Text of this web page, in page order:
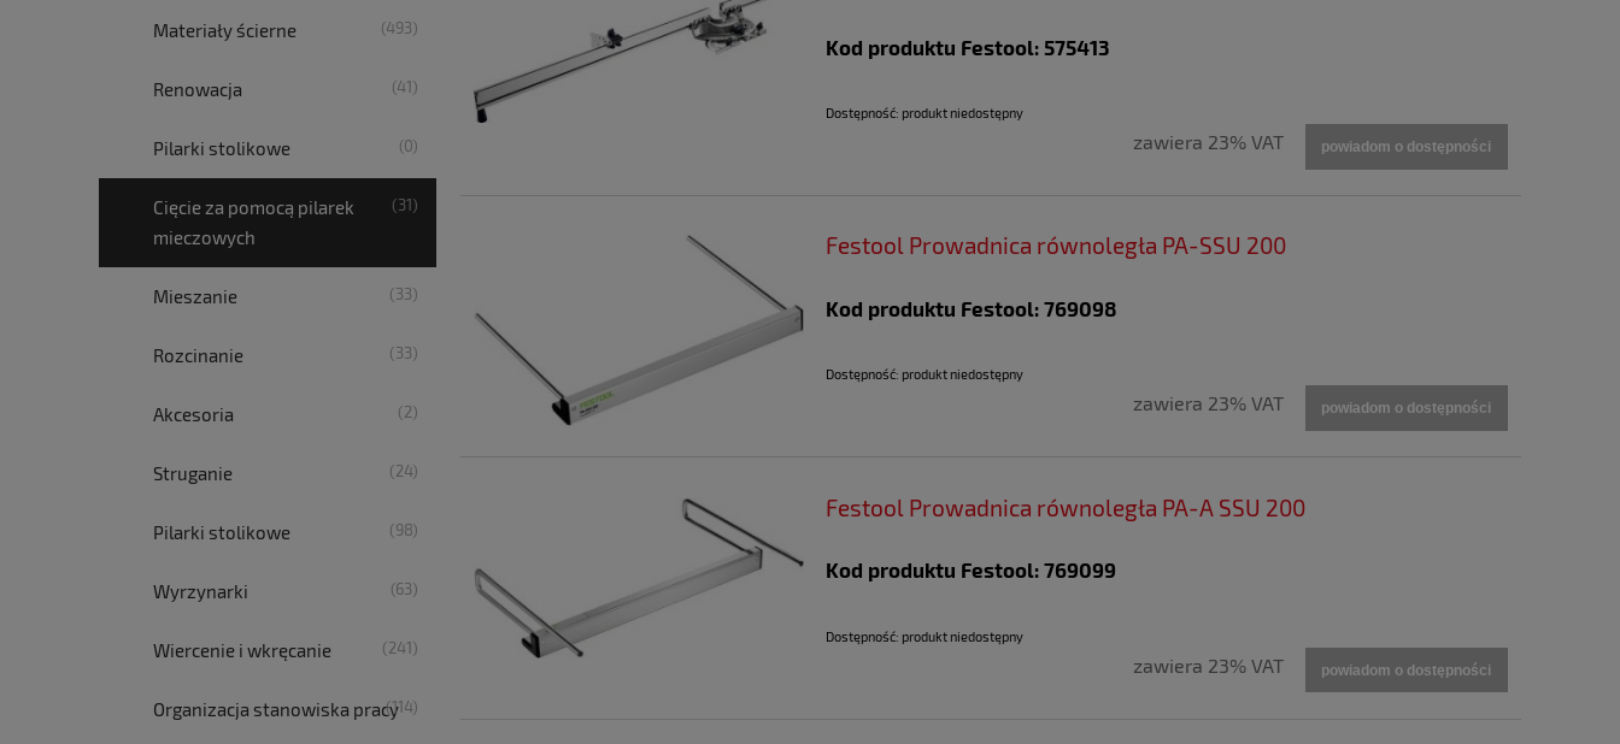
Materiały ścierne (493)
Renowacja (41)
Pilarki stolikowe (0)
Cięcie za pomocą pilarek
mieczowych
(31)
Mieszanie (33)
Rozcinanie (33)
Akcesoria (2)
Struganie (24)
Pilarki stolikowe (98)
Wyrzynarki (63)
Wiercenie i wkręcanie (241)
Organizacja stanowiska pracy(114)
Kod produktu Festool: 575413
Dostępność: produkt niedostępny
zawiera 23% VAT powiadom o dostępności
Festool Prowadnica równoległa PA-SSU 200
Kod produktu Festool: 769098
Dostępność: produkt niedostępny
zawiera 23% VAT powiadom o dostępności
Festool Prowadnica równoległa PA-A SSU 200
Kod produktu Festool: 769099
Dostępność: produkt niedostępny
zawiera 23% VAT powiadom o dostępności